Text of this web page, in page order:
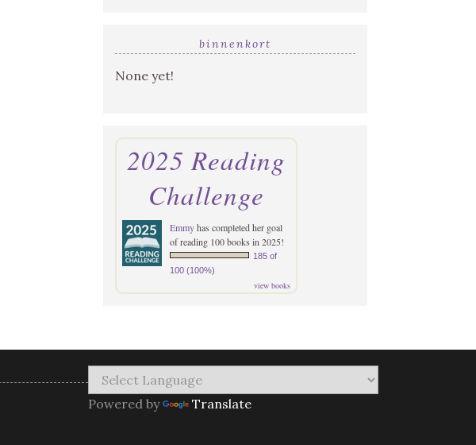
binnenkort
None yet!
2025 Reading
Challenge
Emmyhas completed her goal
of reading 100 books in 2025!
185 of
100 (100%)
view books
Powered by Translate